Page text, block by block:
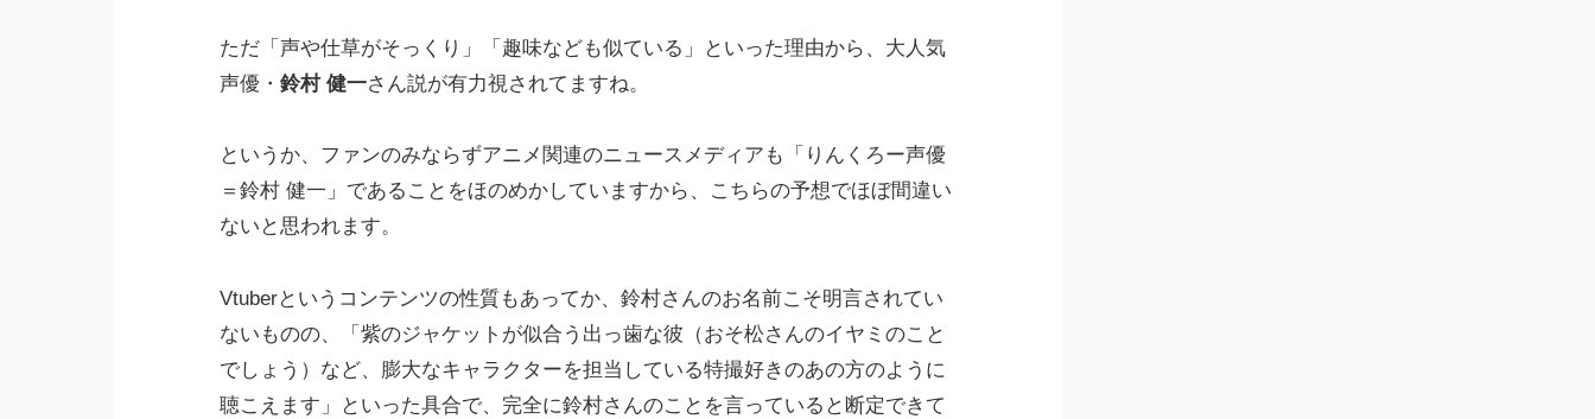
ただ「声や仕草がそっくり」「趣味なども似ている」といった理由から、大人気
声優・ 鈴村 健一さん説が有力視されてますね。
というか、ファンのみならずアニメ関連のニュースメディアも「りんくろー声優
＝鈴村 健一」であることをほのめかしていますから、こちらの予想でほぼ間違い
ないと思われます。
Vtuberというコンテンツの性質もあってか、鈴村さんのお名前こそ明言されてい
ないものの、「紫のジャケットが似合う出っ歯な彼（おそ松さんのイヤミのこと
でしょう）など、膨大なキャラクターを担当している特撮好きのあの方のように
聴こえます」といった具合で、完全に鈴村さんのことを言っていると断定できて